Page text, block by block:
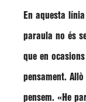
En aquesta
paraula no és
que en
pensament.
pensem. «He